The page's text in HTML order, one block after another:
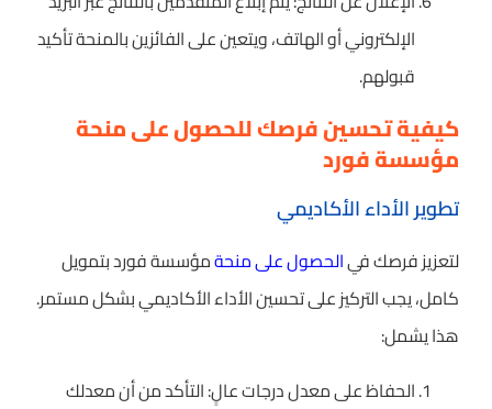
الإلكتروني أو الهاتف، ويتعين على الفائزين بالمنحة تأكيد
قبولهم.
كيفية تحسين فرصك للحصول على منحة
مؤسسة فورد
تطوير الأداء الأكاديمي
لتعزيز فرصك فيالحصول على منحةمؤسسة فورد بتمويل
كامل، يجب التركيز على تحسين الأداء الأكاديمي بشكل مستمر.
هذا يشمل:
الحفاظ على معدل درجات عالٍ: التأكد من أن معدلك